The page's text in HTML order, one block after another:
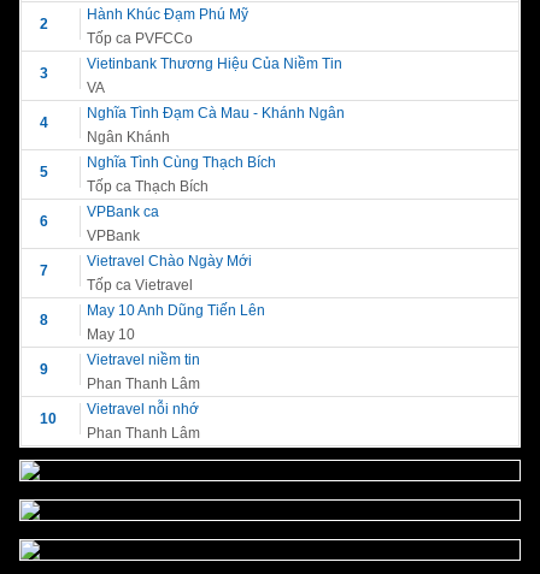
2
Hành Khúc Đạm Phú Mỹ
Tốp ca PVFCCo
3
Vietinbank Thương Hiệu Của Niềm Tin
VA
4
Nghĩa Tình Đạm Cà Mau - Khánh Ngân
Ngân Khánh
5
Nghĩa Tình Cùng Thạch Bích
Tốp ca Thạch Bích
6
VPBank ca
VPBank
7
Vietravel Chào Ngày Mới
Tốp ca Vietravel
8
May 10 Anh Dũng Tiến Lên
May 10
9
Vietravel niềm tin
Phan Thanh Lâm
10
Vietravel nỗi nhớ
Phan Thanh Lâm